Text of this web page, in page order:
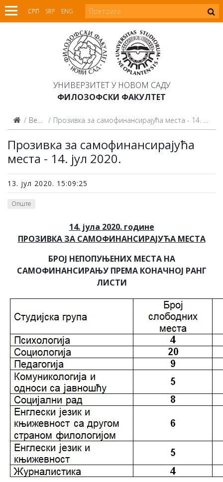
СРП SRP ENG
УНИВЕРЗИТЕТ У НОВОМ САДУ
ФИЛОЗОФСКИ ФАКУЛТЕТ
Вести Прозивка за самофинансирајућа места - 14. јул 2020.
Прозивка за самофинансирајућа
места - 14. јул 2020.
13. јул 2020. 15:09:25
Опште
14. јула 2020. године
ПРОЗИВКА ЗА САМОФИНАНСИРАЈУЋА МЕСТА
БРОЈ НЕПОПУЊЕНИХ МЕСТА НА
САМОФИНАНСИРАЊУ ПРЕМА КОНАЧНОЈ РАНГ
ЛИСТИ